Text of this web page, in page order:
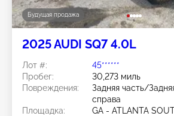
Будущая продажа
2025 AUDI SQ7 4.0L
Лот #:
45******
Пробег:
30,273 миль
Повреждения:
Задняя часть/
справа
Площадка:
GA - ATLANTA